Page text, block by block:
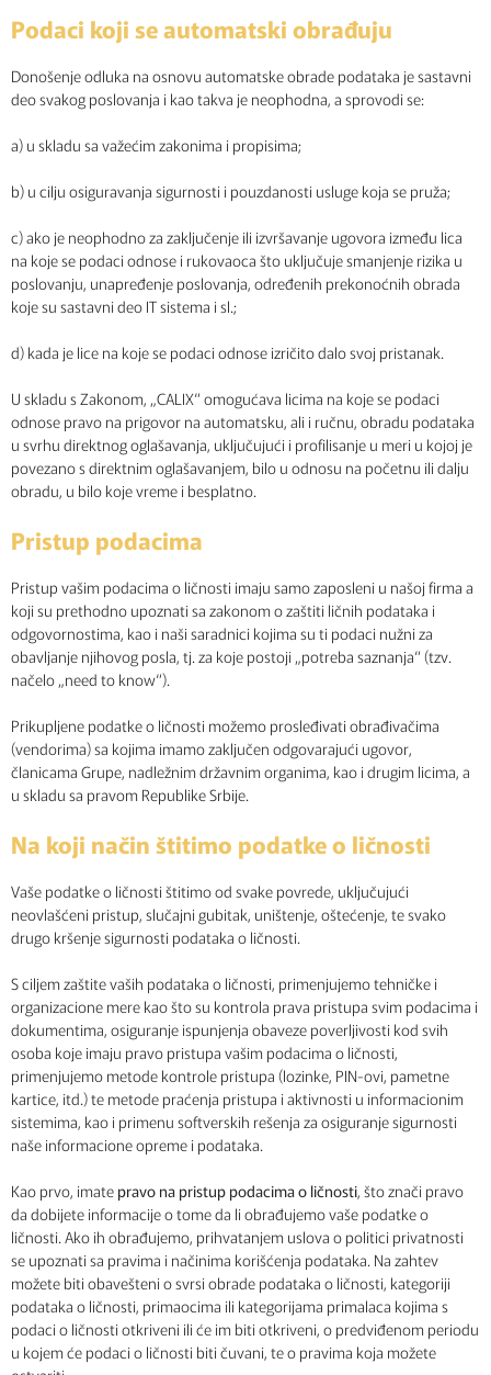
Podaci koji se automatski obrađuju
Donošenje odluka na osnovu automatske obrade podataka je sastavni
deo svakog poslovanja i kao takva je neophodna, a sprovodi se:
a) u skladu sa važećim zakonima i propisima;
b) u cilju osiguravanja sigurnosti i pouzdanosti usluge koja se pruža;
c) ako je neophodno za zaključenje ili izvršavanje ugovora između lica
na koje se podaci odnose i rukovaoca što uključuje smanjenje rizika u
poslovanju, unapređenje poslovanja, određenih prekonoćnih obrada
koje su sastavni deo IT sistema i sl.;
d) kada je lice na koje se podaci odnose izričito dalo svoj pristanak.
U skladu s Zakonom, „CALIX“ omogućava licima na koje se podaci
odnose pravo na prigovor na automatsku, ali i ručnu, obradu podataka
u svrhu direktnog oglašavanja, uključujući i profilisanje u meri u kojoj je
povezano s direktnim oglašavanjem, bilo u odnosu na početnu ili dalju
obradu, u bilo koje vreme i besplatno.
Pristup podacima
Pristup vašim podacima o ličnosti imaju samo zaposleni u našoj firma a
koji su prethodno upoznati sa zakonom o zaštiti ličnih podataka i
odgovornostima, kao i naši saradnici kojima su ti podaci nužni za
obavljanje njihovog posla, tj. za koje postoji „potreba saznanja“ (tzv.
načelo „need to know“).
Prikupljene podatke o ličnosti možemo prosleđivati obrađivačima
(vendorima) sa kojima imamo zaključen odgovarajući ugovor,
članicama Grupe, nadležnim državnim organima, kao i drugim licima, a
u skladu sa pravom Republike Srbije.
Na koji način štitimo podatke o ličnosti
Vaše podatke o ličnosti štitimo od svake povrede, uključujući
neovlašćeni pristup, slučajni gubitak, uništenje, oštećenje, te svako
drugo kršenje sigurnosti podataka o ličnosti.
S ciljem zaštite vaših podataka o ličnosti, primenjujemo tehničke i
organizacione mere kao što su kontrola prava pristupa svim podacima i
dokumentima, osiguranje ispunjenja obaveze poverljivosti kod svih
osoba koje imaju pravo pristupa vašim podacima o ličnosti,
primenjujemo metode kontrole pristupa (lozinke, PIN-ovi, pametne
kartice, itd.) te metode praćenja pristupa i aktivnosti u informacionim
sistemima, kao i primenu softverskih rešenja za osiguranje sigurnosti
naše informacione opreme i podataka.
Kao prvo, imate pravo na pristup podacima o ličnosti, što znači pravo
da dobijete informacije o tome da li obrađujemo vaše podatke o
ličnosti. Ako ih obrađujemo, prihvatanjem uslova o politici privatnosti
se upoznati sa pravima i načinima korišćenja podataka. Na zahtev
možete biti obavešteni o svrsi obrade podataka o ličnosti, kategoriji
podataka o ličnosti, primaocima ili kategorijama primalaca kojima s
podaci o ličnosti otkriveni ili će im biti otkriveni, o predviđenom periodu
u kojem će podaci o ličnosti biti čuvani, te o pravima koja možete